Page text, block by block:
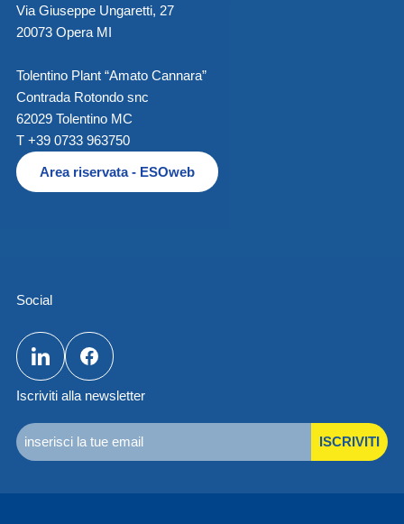
Via Giuseppe Ungaretti, 27
20073 Opera MI
Tolentino Plant “Amato Cannara”
Contrada Rotondo snc
62029 Tolentino MC
T +39 0733 963750
Area riservata - ESOweb
Social
Iscriviti alla newsletter
ISCRIVITI